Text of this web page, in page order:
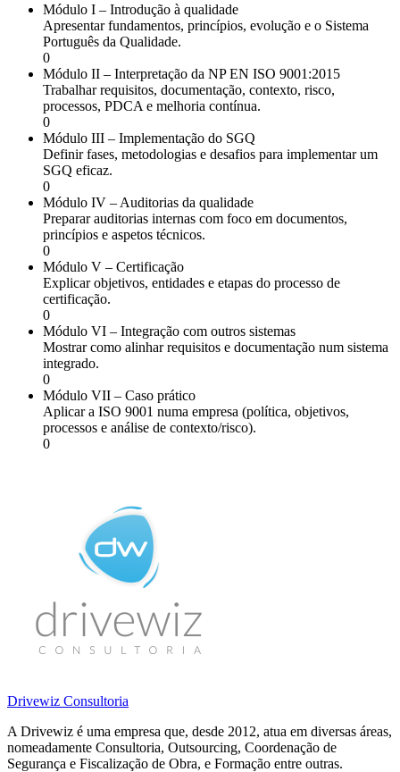
Módulo I – Introdução à qualidade
Apresentar fundamentos, princípios, evolução e o Sistema
Português da Qualidade.
0
Módulo II – Interpretação da NP EN ISO 9001:2015
Trabalhar requisitos, documentação, contexto, risco,
processos, PDCA e melhoria contínua.
0
Módulo III – Implementação do SGQ
Definir fases, metodologias e desafios para implementar um
SGQ eficaz.
0
Módulo IV – Auditorias da qualidade
Preparar auditorias internas com foco em documentos,
princípios e aspetos técnicos.
0
Módulo V – Certificação
Explicar objetivos, entidades e etapas do processo de
certificação.
0
Módulo VI – Integração com outros sistemas
Mostrar como alinhar requisitos e documentação num sistema
integrado.
0
Módulo VII – Caso prático
Aplicar a ISO 9001 numa empresa (política, objetivos,
processos e análise de contexto/risco).
0
Drivewiz Consultoria
A Drivewiz é uma empresa que, desde 2012, atua em diversas áreas,
nomeadamente Consultoria, Outsourcing, Coordenação de
Segurança e Fiscalização de Obra, e Formação entre outras.